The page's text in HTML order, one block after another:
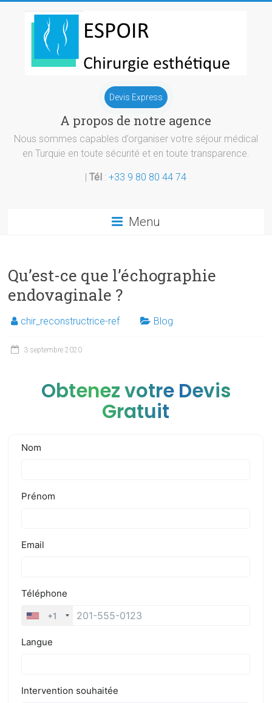
esthetique
Turquie
Devis Express
A propos de notre agence
Nous sommes capables d’organiser votre séjour médical
en Turquie en toute sécurité et en toute transparence.
|Tél :+33 9 80 80 44 74
Menu
Qu’est-ce que l’échographie
endovaginale ?
chir_reconstructrice-ref Blog
3 septembre 2020
Obtenez votre Devis
Gratuit